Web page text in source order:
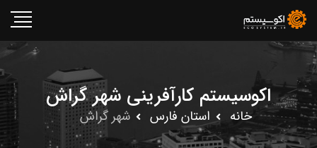
اکوسیستم کارآفرینی شهر گراش
خانه استان فارس شهر گراش